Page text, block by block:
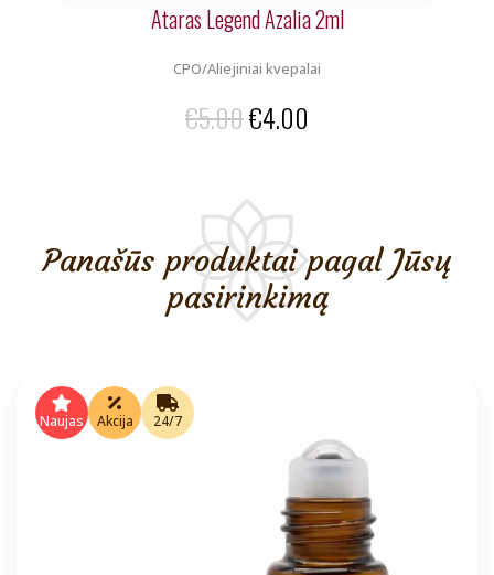
Ataras Legend Azalia 2ml
CPO/Aliejiniai kvepalai
€5.00Original
was:
€5.00.
€4.00
Panašūs produktai pagal Jūsų
pasirinkimą
Naujas Akcija 24/7